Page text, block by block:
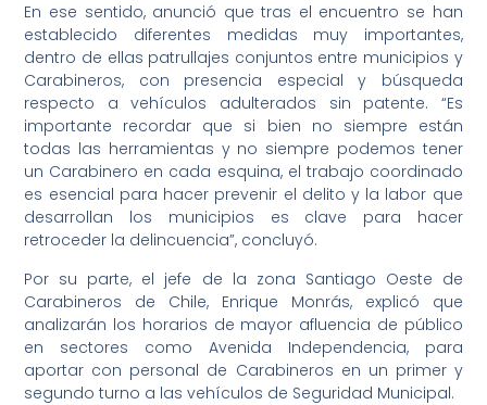
En ese sentido, anunció que tras el encuentro se han
establecido diferentes medidas muy importantes,
dentro de ellas patrullajes conjuntos entre municipios y
Carabineros, con presencia especial y búsqueda
respecto a vehículos adulterados sin patente. “Es
importante recordar que si bien no siempre están
todas las herramientas y no siempre podemos tener
un Carabinero en cada esquina, el trabajo coordinado
es esencial para hacer prevenir el delito y la labor que
desarrollan los municipios es clave para hacer
retroceder la delincuencia”, concluyó.
Por su parte, el jefe de la zona Santiago Oeste de
Carabineros de Chile, Enrique Monrás, explicó que
analizarán los horarios de mayor afluencia de público
en sectores como Avenida Independencia, para
aportar con personal de Carabineros en un primer y
segundo turno a las vehículos de Seguridad Municipal.